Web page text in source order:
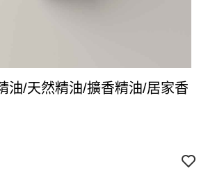
油/天然精油/擴香精油/居家香